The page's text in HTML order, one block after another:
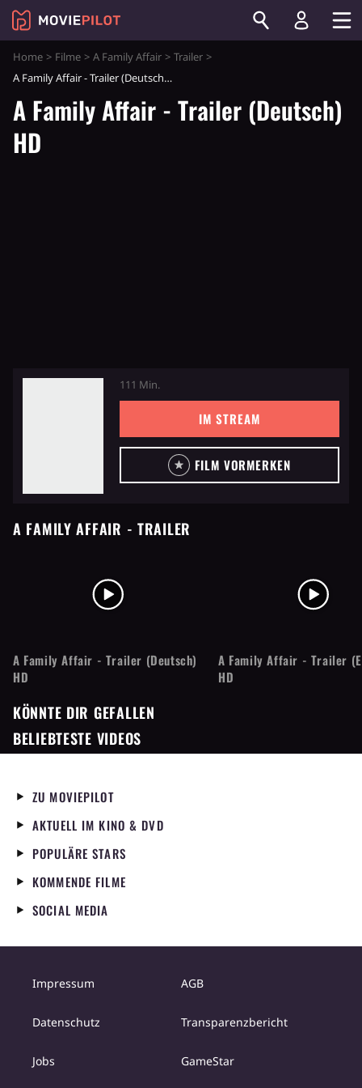
Home Filme A Family Affair
Trailer
A Family Affair - Trailer (Deutsch) HD
A Family Affair - Trailer (Deutsch)
HD
111 Min.
IM STREAM
FILM VORMERKEN
A FAMILY AFFAIR - TRAILER
A Family Affair - Trailer (Deutsch)
HD
A Family Affair - Trailer
HD
KÖNNTE DIR GEFALLEN
BELIEBTESTE VIDEOS
ZU MOVIEPILOT
AKTUELL IM KINO & DVD
POPULÄRE STARS
KOMMENDE FILME
SOCIAL MEDIA
Impressum AGB
Datenschutz Transparenzbericht
Jobs GameStar